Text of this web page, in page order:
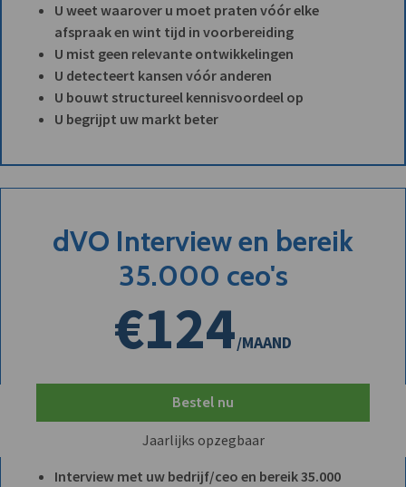
U weet waarover u moet praten vóór elke
afspraak en wint tijd in voorbereiding
U mist geen relevante ontwikkelingen
U detecteert kansen vóór anderen
U bouwt structureel kennisvoordeel op
U begrijpt uw markt beter
dVO Interview en bereik
35.000 ceo's
€124/MAAND
Bestel nu
Jaarlijks opzegbaar
Interview met uw bedrijf/ceo en bereik 35.000